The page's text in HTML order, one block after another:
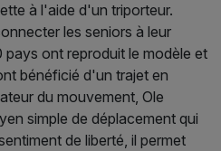
à l'aide d'un triporteur.
les seniors à leur
ont reproduit le modèle et
bénéficié d'un trajet en
du mouvement, Ole
simple de déplacement qui
de liberté, il permet